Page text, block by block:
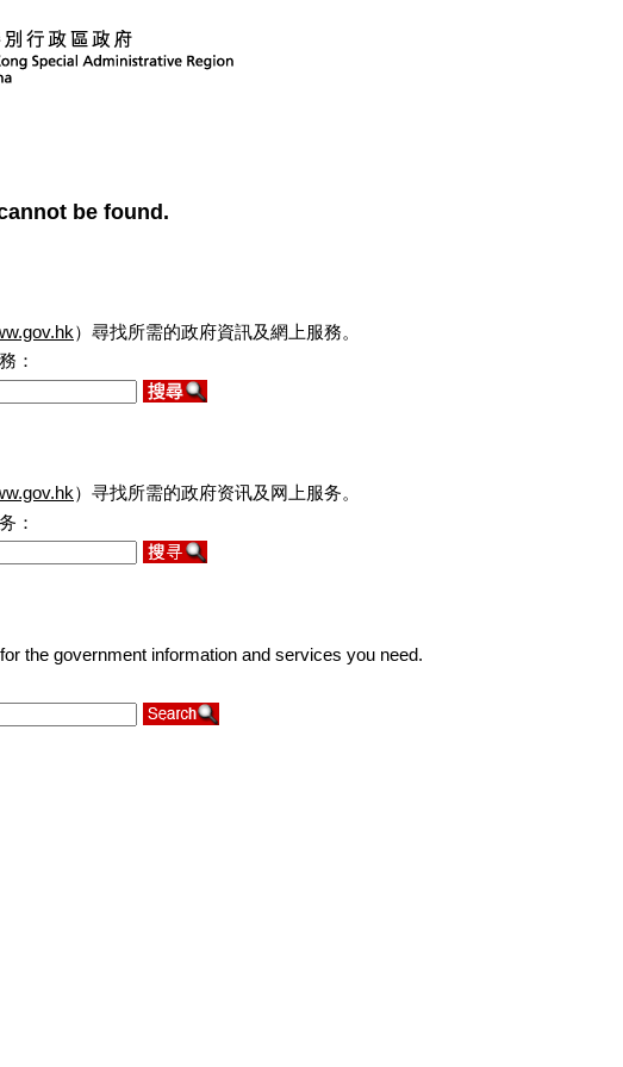
be found.
）尋找所需的政府資訊及網上服務。
：
）寻找所需的政府资讯及网上服务。
：
for the government information and services you need.